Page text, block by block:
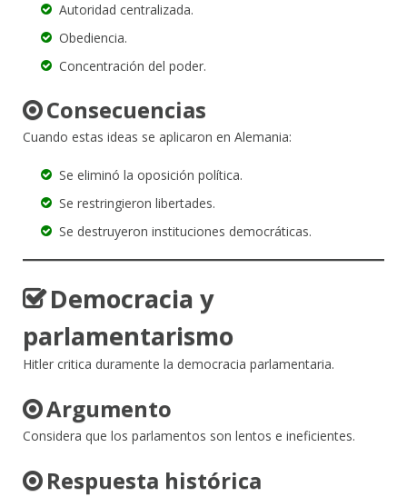
Autoridad centralizada.
Obediencia.
Concentración del poder.
Consecuencias
Cuando estas ideas se aplicaron en Alemania:
Se eliminó la oposición política.
Se restringieron libertades.
Se destruyeron instituciones democráticas.
Democracia y
parlamentarismo
Hitler critica duramente la democracia parlamentaria.
Argumento
Considera que los parlamentos son lentos e ineficientes.
Respuesta histórica